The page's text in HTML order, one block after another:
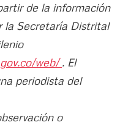
de la información
la Secretaría Distrital
web/. El
periodista del
o